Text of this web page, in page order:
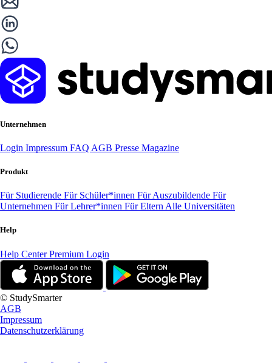
Unternehmen
Login Impressum FAQ AGB Presse Magazine
Produkt
Für Studierende Für Schüler*innen Für Auszubildende Für
Unternehmen Für Lehrer*innen Für Eltern Alle Universitäten
Help
Help CenterPremium Login
© StudySmarter
AGB
Impressum
Datenschutzerklärung